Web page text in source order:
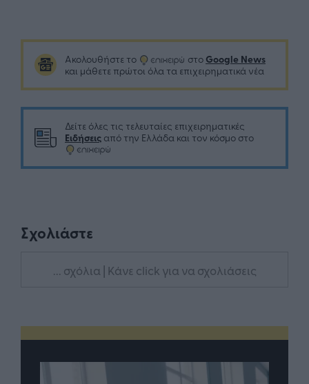
Ακολουθήστε το στο Google News
και μάθετε πρώτοι όλα τα επιχειρηματικά νέα
Δείτε όλες τις τελευταίες επιχειρηματικές
Ειδήσεις από την Ελλάδα και τον κόσμο στο
Σχολιάστε
... σχόλια | Κάνε click για να σχολιάσεις